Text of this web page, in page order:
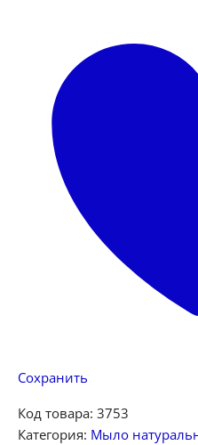
Сохранить
Код товара: 3753
Категория: Мыло